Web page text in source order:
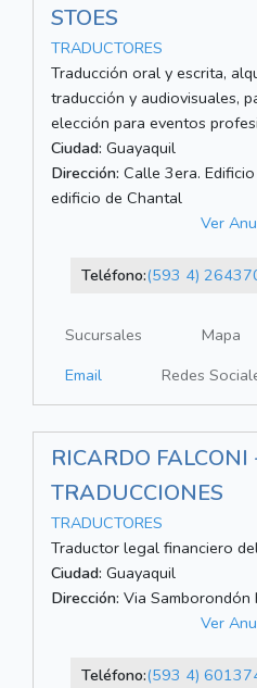
STOES
TRADUCTORES
Traducción oral y escrita,
traducción y audiovisuales,
elección para eventos
Ciudad: Guayaquil
Dirección: Calle 3era.
edificio de Chantal
Ver
Teléfono:(593 4)
Sucursales Mapa
Email
Redes
RICARDO FALCONI
TRADUCCIONES
TRADUCTORES
Traductor legal financiero
Ciudad: Guayaquil
Dirección: Via Samborondón
Ver
Teléfono:(593 4)